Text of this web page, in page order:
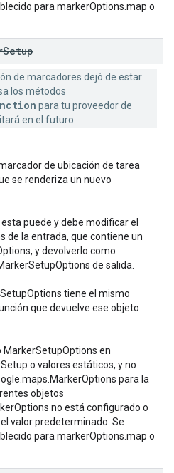
para markerOptions.map o
Setup
de marcadores dejó de estar
los métodos
para tu proveedor de
en el futuro.
de ubicación de tarea
se renderiza un nuevo
puede y debe modificar el
de la entrada, que contiene un
y devolverlo como
de salida.
tiene el mismo
que devuelve ese objeto
MarkerSetupOptions en
o valores estáticos, y no
para la
objetos
no está configurado o
valor predeterminado. Se
para markerOptions.map o